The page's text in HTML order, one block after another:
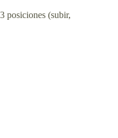
posiciones (subir,